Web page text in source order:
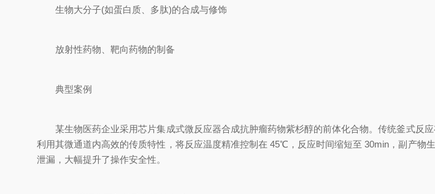
生物大分子(如蛋白质、多肽)的合成与修饰
放射性药物、靶向药物的制备
典型案例
某生物医药企业采用芯片集成式微反应器合成抗肿瘤药物紫杉醇的前体化合物。传统釜式反应
利用其微通道内高效的传质特性，将反应温度精准控制在 45℃，反应时间缩短至 30min，副产物
泄漏，大幅提升了操作安全性。